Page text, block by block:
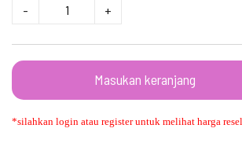
- +
Masukan keranjang
*silahkan login atau register untuk melihat harga